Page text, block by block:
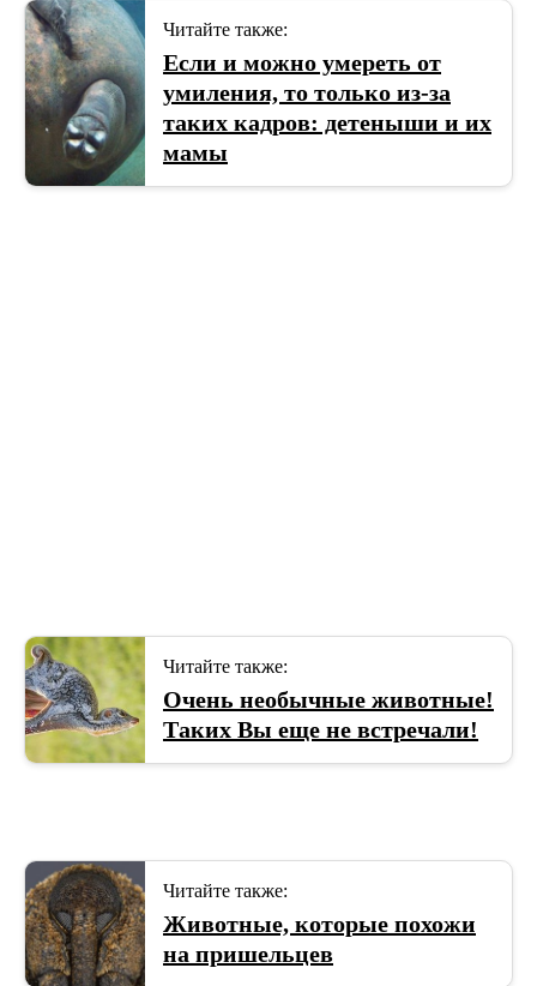
Читайте также:
Если и можно умереть от
умиления, то только из-за
таких кадров: детеныши и их
мамы
Читайте также:
Очень необычные животные!
Таких Вы еще не встречали!
Читайте также:
Животные, которые похожи
на пришельцев